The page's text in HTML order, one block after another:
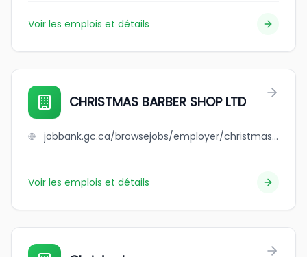
Voir les emplois et détails
CHRISTMAS BARBER SHOP LTD
jobbank.gc.ca/browsejobs/employer/christmas+barber+shop+ltd/ca
Voir les emplois et détails